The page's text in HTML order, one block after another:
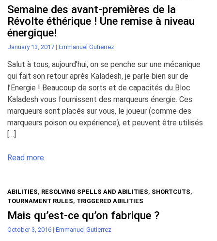
Semaine des avant-premières de la
Révolte éthérique ! Une remise à niveau
énergique!
January 13, 2017 | Emmanuel Gutierrez
Salut à tous, aujourd’hui, on se penche sur une mécanique
qui fait son retour après Kaladesh, je parle bien sur de
l’Energie ! Beaucoup de sorts et de capacités du Bloc
Kaladesh vous fournissent des marqueurs énergie. Ces
marqueurs sont placés sur vous, le joueur (comme des
marqueurs poison ou expérience), et peuvent être utilisés
[…]
Read more.
ABILITIES, RESOLVING SPELLS AND ABILITIES, SHORTCUTS,
TOURNAMENT RULES, TRIGGERED ABILITIES
Mais qu’est-ce qu’on fabrique ?
October 3, 2016 | Emmanuel Gutierrez